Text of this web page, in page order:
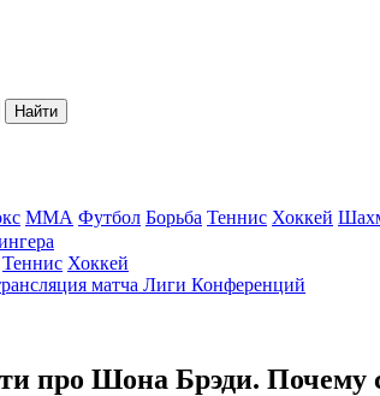
Найти
ММА Футбол Борьба Теннис Хоккей
Теннис Хоккей
матча Лиги Конференций
про Шона Брэди. Почему